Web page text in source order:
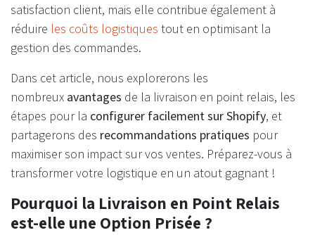
satisfaction client, mais elle contribue également à
réduire les coûts logistiques tout en optimisant la
gestion des commandes.
Dans cet article, nous explorerons les
nombreux avantages de la livraison en point relais, les
étapes pour la configurer facilement sur Shopify, et
partagerons des recommandations pratiques pour
maximiser son impact sur vos ventes. Préparez-vous à
transformer votre logistique en un atout gagnant !
Pourquoi la Livraison en Point Relais
est-elle une Option Prisée ?